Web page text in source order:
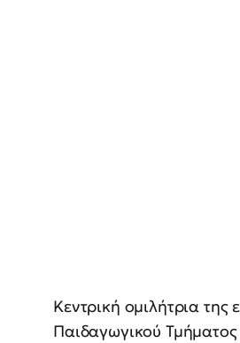
Κεντρική ομιλήτρια
Παιδαγωγικού